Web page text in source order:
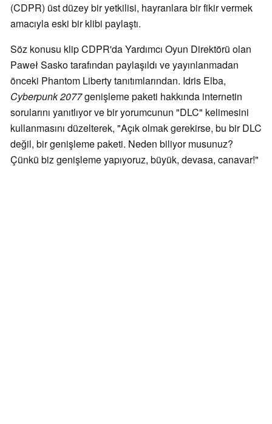
(CDPR) üst düzey bir yetkilisi, hayranlara bir fikir vermek
amacıyla eski bir klibi paylaştı.
Söz konusu klip CDPR'da Yardımcı Oyun Direktörü olan
Paweł Sasko tarafından paylaşıldı ve yayınlanmadan
önceki Phantom Liberty tanıtımlarından. Idris Elba,
Cyberpunk 2077genişleme paketi hakkında internetin
sorularını yanıtlıyor ve bir yorumcunun "DLC" kelimesini
kullanmasını düzelterek, "Açık olmak gerekirse, bu bir DLC
değil, bir genişleme paketi. Neden biliyor musunuz?
Çünkü biz genişleme yapıyoruz, büyük, devasa, canavar!"